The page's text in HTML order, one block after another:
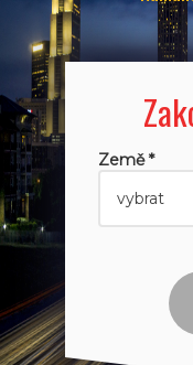
Země *